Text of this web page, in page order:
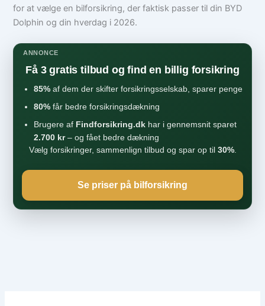
for at vælge en bilforsikring, der faktisk passer til din BYD
Dolphin og din hverdag i 2026.
ANNONCE
Få 3 gratis tilbud og find en billig forsikring
85% af dem der skifter forsikringsselskab, sparer penge
80% får bedre forsikringsdækning
Brugere af Findforsikring.dk har i gennemsnit sparet
2.700 kr– og fået bedre dækning
Vælg forsikringer, sammenlign tilbud og spar op til 30%.
Se priser på bilforsikring